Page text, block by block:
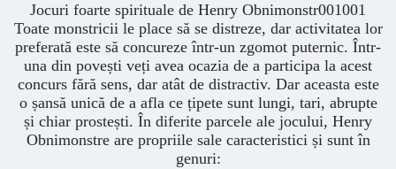
Jocuri foarte spirituale de Henry Obnimonstr001001
Toate monstricii le place să se distreze, dar activitatea lor
preferată este să concureze într-un zgomot puternic. Într-
una din povești veți avea ocazia de a participa la acest
concurs fără sens, dar atât de distractiv. Dar aceasta este
o șansă unică de a afla ce țipete sunt lungi, tari, abrupte
și chiar prostești. În diferite parcele ale jocului, Henry
Obnimonstre are propriile sale caracteristici și sunt în
genuri: